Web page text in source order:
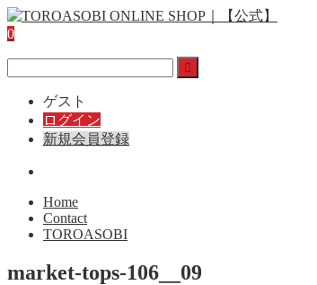
0
ゲスト
ログイン
新規会員登録
Home
Contact
TOROASOBI
market-tops-106__09